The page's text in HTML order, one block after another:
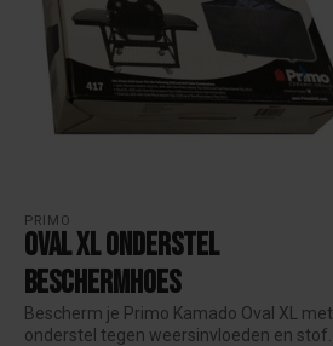
PRIMO
Oval XL onderstel
beschermhoes
Bescherm je Primo Kamado Oval XL met
onderstel tegen weersinvloeden en stof.